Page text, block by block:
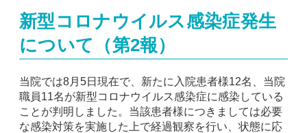
新型コロナウイルス感染症発生
について（第2報）
当院では8月5日現在で、新たに入院患者様12名、当院
職員11名が新型コロナウイルス感染症に感染している
ことが判明しました。当該患者様につきましては必要
な感染対策を実施した上で経過観察を行い、状態に応